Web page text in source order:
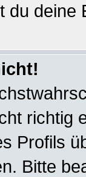
du deine
richtig
Profils
Bitte